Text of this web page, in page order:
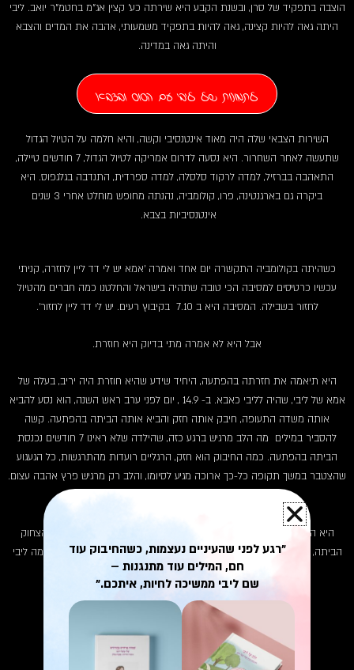
הוצבה בתפקיד של סרן, ובשנת הקבע היא שירתה כע' קצין אג"מ בחטמ"ר יואב. ליבי
היתה גאה להיות קצינה, גאה להיות בתפקיד משמעותי, אהבה את המדים והצבא
והיתה גאה במדינה.
לתמונות של ליבי עם הסוס ובצבא
השירות הצבאי שלה היה מאוד אינטנסיבי וקשה, והיא חלמה על הטיול הגדול
שתעשה לאחר השחרור. היא נסעה לדרום אמריקה לטיול הגדול, 7 חודשים טיילה,
התאהבה בברזיל, למדה לרקוד סלסלה, למדה ספרדית, התנדבה בגלגפוס. היא
ביקרה גם בארגנטינה, פרו, קולומביה, נהנתה מחופש מוחלט אחרי 3 שנים
אינטנסיביות בצבא.
כשהיתה בקולומביה התקשרה יום אחד ואמרה 'אמא יש לי דד ליין לחזרה, קניתי
עכשיו כרטיסים למסיבה הכי טובה שתהיה בישראל והחלטנו כמה חברים מהטיול
לחזור בשבילה. המסיבה היא ב 7.10 בקיבוץ רעים. יש לי דד ליין לחזור'.
אבל היא לא אמרה מתי בדיוק היא חוזרת.
היא תיאמה את חזרתה בהפתעה, היחיד שידע שהיא חוזרת היה יריב, בעלה של
אמא של ליבי, שהיה לליבי כאבא. ב- 14.9 , יום לפני ערב ראש השנה, הוא נסע להביא
אותה משדה התעופה, חיבק אותה חזק והביא אותה הביתה בהפתעה. קשה
להסביר במילים מה הלב מרגיש ברגע כזה, שהילדה שלא ראינו 7 חודשים נכנסת
הביתה בהפתעה. כמה החיבוק הוא חזק, הרגליים רועדות מהתרגשות, כל הגעגוע
שהצטבר במשך תקופה כל-כך ארוכה מגיע לסיומו, והלב רק מרגיש פרץ אהבה עצום.
היא הספיקה להיות בבית שלושה שבועות. שבועות בהן חזרה השימחה והצחוק
הביתה, הבית התמלא במוזיקה וחברים, שמענו אין סוף סיפורים, והבנו עד כמה ליבי
היתה חסרה.
לסרטוני ההפתעה של ליבי חוזרת
"רגע לפני שהעיניים נעצמות, כשהחיבוק עוד
חם, המילים עוד מתנגנות –
שם ליבי ממשיכה לחיות, איתכם."